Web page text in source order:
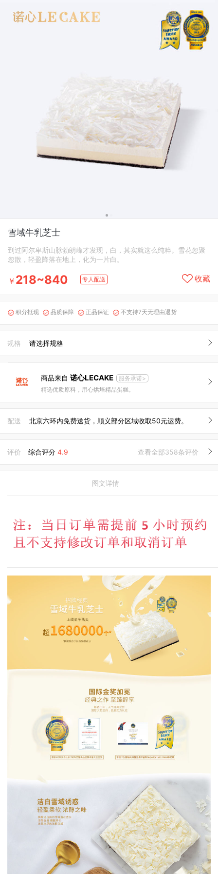
雪域牛乳芝士
到过阿尔卑斯山脉勃朗峰才发现，白，其实就这么纯粹。雪花忽聚
忽散，轻盈降落在地上，化为一片白。
￥ 218~840 专人配送 收藏
 积分抵现  品质保障  正品保证  不支持7天无理由退货
规格 请选择规格
商品来自 诺心LECAKE
服务承诺>
精选优质原料，用心烘培精品蛋糕。
配送 北京六环内免费送货，顺义部分区域收取50元运费。
评价 综合评分 4.9 查看全部358条评价
图文详情